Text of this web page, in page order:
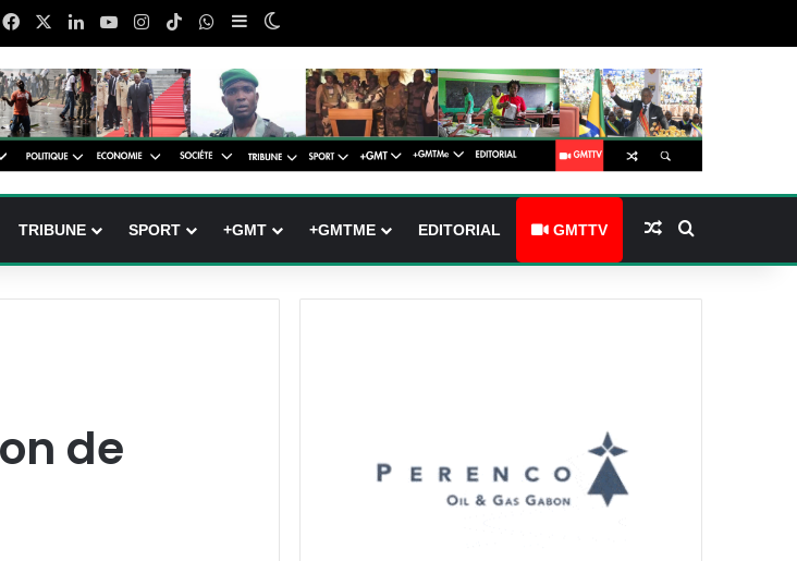
FacebookLinkedinYouTubeInstagram
TikTokWhatsApp
Sidebar (barre latérale)
TRIBUNE SPORT +GMT +GMTME EDITORIAL GMTTV Article Aléatoire
de